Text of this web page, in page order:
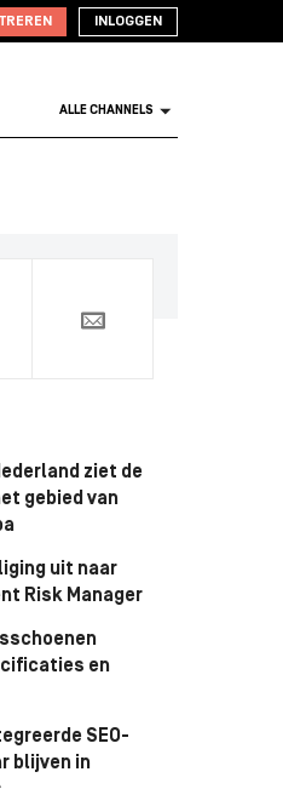
INLOGGEN
ALLE CHANNELS
0
ziet de
gebied van
uit naar
Risk Manager
en
SEO-
blijven in